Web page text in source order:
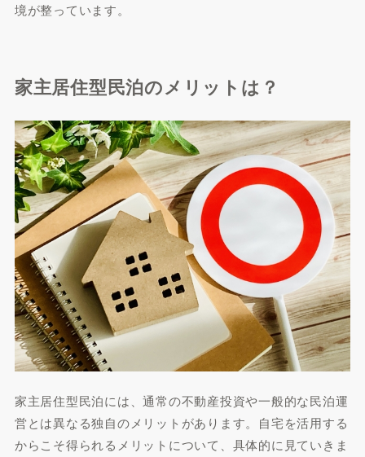
境が整っています。
家主居住型民泊のメリットは？
家主居住型民泊には、通常の不動産投資や一般的な民泊運
営とは異なる独自のメリットがあります。自宅を活用する
からこそ得られるメリットについて、具体的に見ていきま